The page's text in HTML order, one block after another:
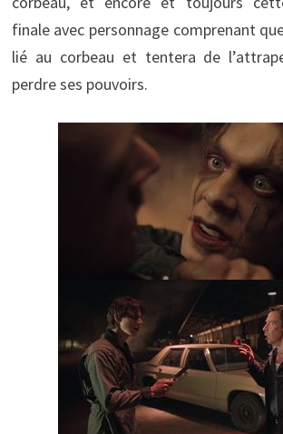
finale avec personnage comprenant
lié au corbeau et tentera de
perdre ses pouvoirs.